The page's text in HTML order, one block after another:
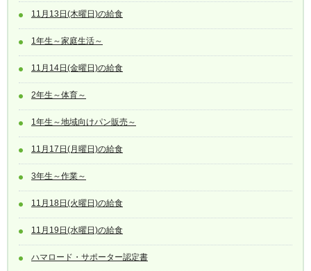
11月13日(木曜日)の給食
1年生～家庭生活～
11月14日(金曜日)の給食
2年生～体育～
1年生～地域向けパン販売～
11月17日(月曜日)の給食
3年生～作業～
11月18日(火曜日)の給食
11月19日(水曜日)の給食
ハマロード・サポーター認定書